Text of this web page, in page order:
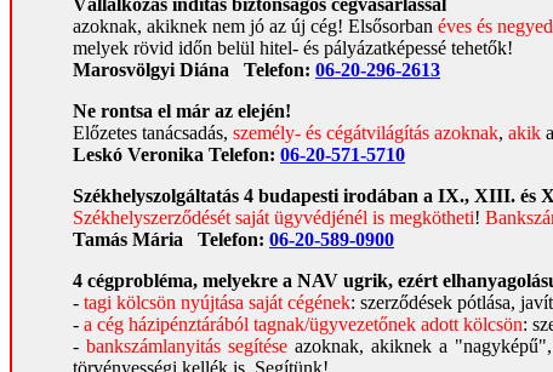
azoknak, akiknek nem jó az új cég! Elsősorban éves és
melyek rövid időn belül hitel- és pályázatképessé tehetők!
Marosvölgyi Diána Telefon: 06-20-296-2613
Ne rontsa el már az elején!
Előzetes tanácsadás, személy- és cégátvilágítás azoknak, akik
Leskó Veronika Telefon: 06-20-571-5710
Székhelyszolgáltatás 4 budapesti irodában a IX., XIII. és
Székhelyszerződését saját ügyvédjénél is megkötheti!
Tamás Mária Telefon: 06-20-589-0900
4 cégprobléma, melyekre a NAV ugrik, ezért
- tagi kölcsön nyújtása saját cégének: szerződések pótlása,
- a cég házipénztárából tagnak/ügyvezetőnek adott kölcsön:
- bankszámlanyitás segítése azoknak, akiknek a
törvényességi kellék is. Segítünk!